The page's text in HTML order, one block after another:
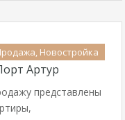
Новостройка
Артур
представлены